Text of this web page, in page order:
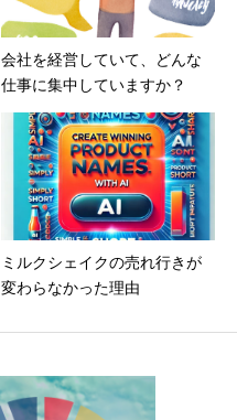
会社を経営していて、どんな
仕事に集中していますか？
ミルクシェイクの売れ行きが
変わらなかった理由